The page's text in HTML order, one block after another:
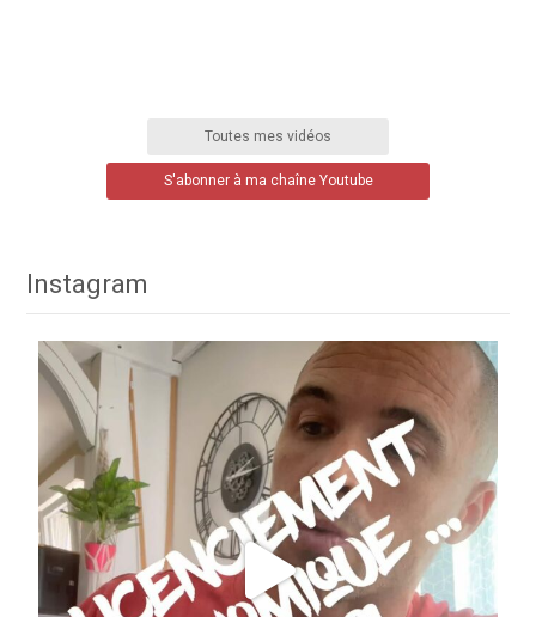
Toutes mes vidéos
S'abonner à ma chaîne Youtube
Instagram